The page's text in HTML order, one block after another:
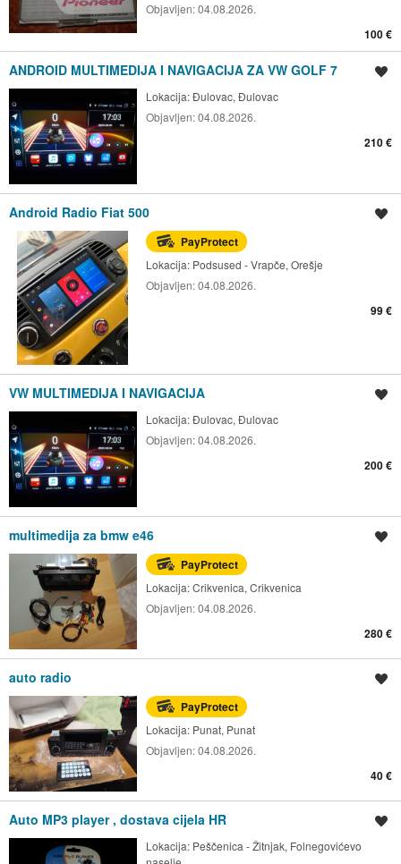
Objavljen:04.08.2026.
100 €
ANDROID MULTIMEDIJA I NAVIGACIJA ZA VW GOLF 7
Lokacija:Đulovac, Đulovac
Objavljen:04.08.2026.
210 €
Android Radio Fiat 500
PayProtect
Lokacija: Podsused - Vrapče, Orešje
Objavljen:04.08.2026.
99 €
VW MULTIMEDIJA I NAVIGACIJA
Lokacija:Đulovac, Đulovac
Objavljen:04.08.2026.
200 €
multimedija za bmw e46
PayProtect
Lokacija:Crikvenica, Crikvenica
Objavljen:04.08.2026.
280 €
auto radio
PayProtect
Lokacija: Punat, Punat
Objavljen:04.08.2026.
40 €
Auto MP3 player , dostava cijela HR
Lokacija: Peščenica - Žitnjak, Folnegovićevo